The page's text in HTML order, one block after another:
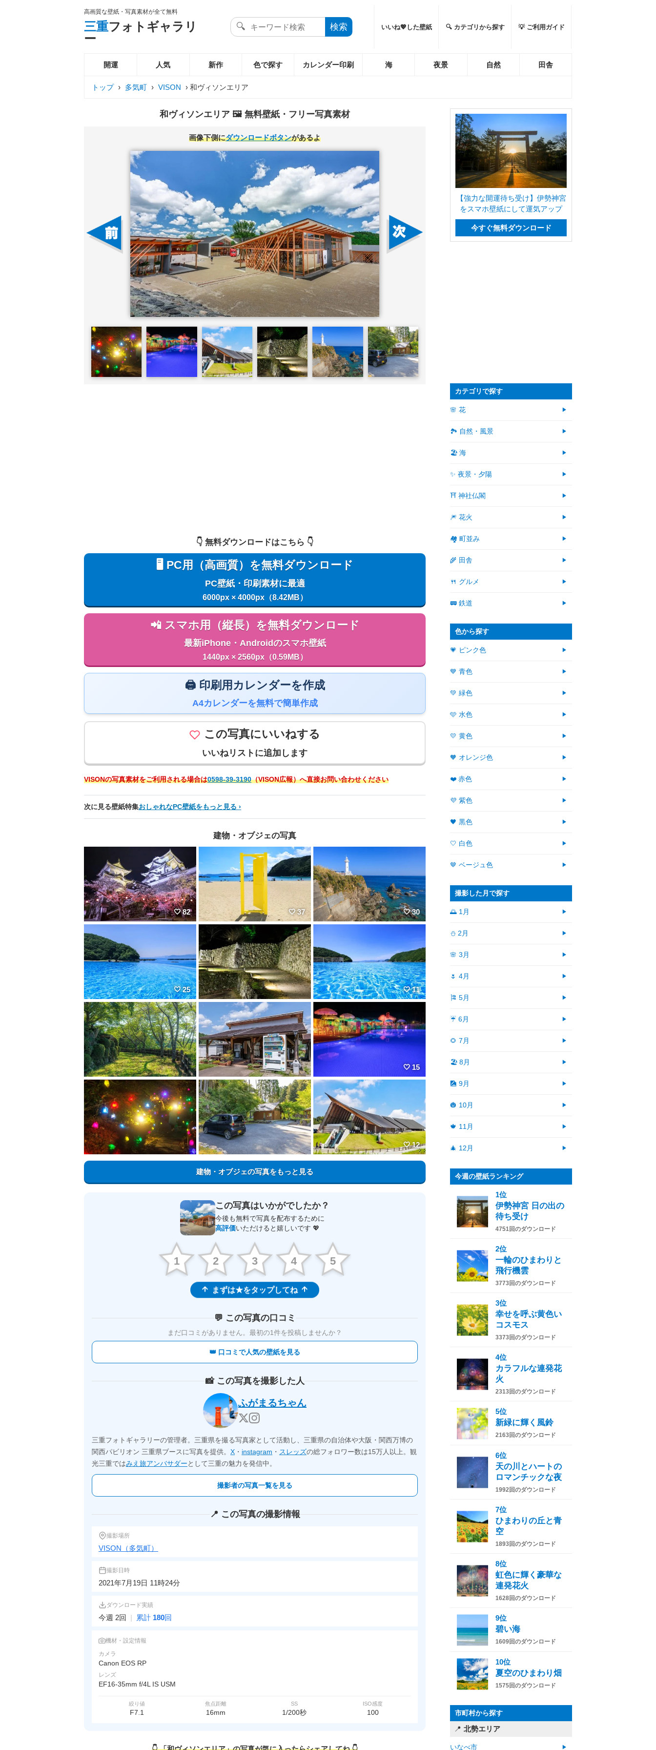
高画質な壁紙・写真素材が全て無料
三重フォトギャラリ
ー
いいね💖した壁紙 🔍 カテゴリから探す 💡 ご利用ガイド
開運 人気 新作 色で探す カレンダー印刷 海 夜景 自然 田舎
トップ › 多気町 › VISON › 和ヴィソンエリア
和ヴィソンエリア 🖼️ 無料壁紙・フリー写真素材
画像下側にダウンロードボタンがあるよ
👇️ 無料ダウンロードはこちら 👇️
🖥️ PC用（高画質）を無料ダウンロード
PC壁紙・印刷素材に最適
6000px × 4000px（8.42MB）
📲 スマホ用（縦長）を無料ダウンロード
最新iPhone・Androidのスマホ壁紙
1440px × 2560px（0.59MB）
🖨️ 印刷用カレンダーを作成
A4カレンダーを無料で簡単作成
この写真にいいねする
いいねリストに追加します
VISONの写真素材をご利用される場合は0598-39-3190（VISON広報）へ直接お問い合わせください
次に見る壁紙特集おしゃれなPC壁紙をもっと見る
建物・オブジェの写真
82 37 30
25 11
15
12
建物・オブジェの写真をもっと見る
この写真はいかがでしたか？
今後も無料で写真を配布するために
高評価いただけると嬉しいです 💖
1 2 3 4 5
まずは★をタップしてね
💬 この写真の口コミ
まだ口コミがありません。 最初の1件を投稿しませんか？
👑 口コミで人気の壁紙を見る
📸 この写真を撮影した人
ふがまるちゃん
三重フォトギャラリーの管理者。三重県を撮る写真家として活動し、三重県の自治体や大阪・関西万博の
関西パビリオン 三重県ブースに写真を提供。 X ・ instagram ・ スレッズの総フォロワー数は15万人以上。観
光三重ではみえ旅アンバサダーとして三重の魅力を発信中。
撮影者の写真一覧を見る
📍 この写真の撮影情報
撮影場所
VISON（多気町）
撮影日時
2021年7月19日 11時24分
ダウンロード実績
今週 2回 | 累計 180回
機材・設定情報
カメラ
Canon EOS RP
レンズ
EF16-35mm f/4L IS USM
絞り値
F7.1
焦点距離
16mm
SS
1/200秒
ISO感度
100
【強力な開運待ち受け】伊勢神宮
をスマホ壁紙にして運気アップ
今すぐ無料ダウンロード
カテゴリで探す
🌸 花
🏞️ 自然・風景
🏖 海
✨ 夜景・夕陽
⛩ 神社仏閣
🎆 花火
🏘 町並み
🌾 田舎
🍴 グルメ
🚃 鉄道
色から探す
💗 ピンク色
💙 青色
💚 緑色
🩵 水色
💛 黄色
🧡 オレンジ色
❤️ 赤色
💜 紫色
🖤 黒色
🤍 白色
🤎 ベージュ色
撮影した月で探す
🌅 1月
⛄ 2月
🌸 3月
🌷 4月
🎏 5月
☔ 6月
🌻 7月
🏖 8月
🎑 9月
🎃 10月
🍁 11月
🎄 12月
今週の壁紙ランキング
1位
伊勢神宮 日の出の
待ち受け
4751回のダウンロード
2位
一輪のひまわりと
飛行機雲
3773回のダウンロード
3位
幸せを呼ぶ黄色い
コスモス
3373回のダウンロード
4位
カラフルな連発花
火
2313回のダウンロード
5位
新緑に輝く風鈴
2163回のダウンロード
6位
天の川とハートの
ロマンチックな夜
1992回のダウンロード
7位
ひまわりの丘と青
空
1893回のダウンロード
8位
虹色に輝く豪華な
連発花火
1628回のダウンロード
9位
碧い海
1609回のダウンロード
10位
夏空のひまわり畑
1575回のダウンロード
市町村から探す
北勢エリア
いなべ市